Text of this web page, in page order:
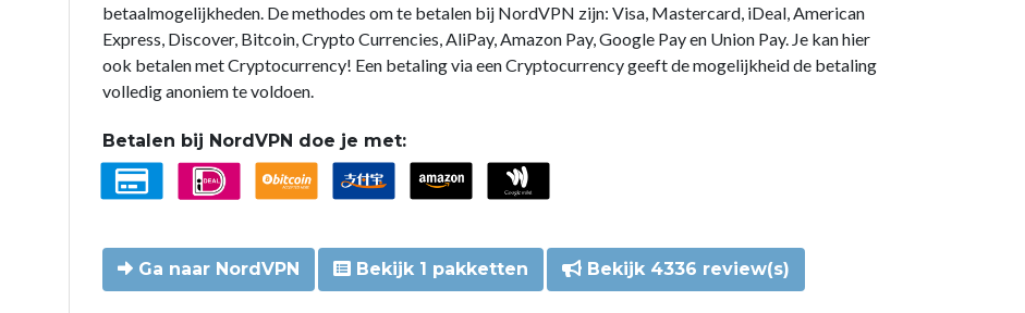
betaalmogelijkheden. De methodes om te betalen bij NordVPN zijn: Visa, Mastercard, iDeal, American
Express, Discover, Bitcoin, Crypto Currencies, AliPay, Amazon Pay, Google Pay en Union Pay. Je kan hier
ook betalen met Cryptocurrency! Een betaling via een Cryptocurrency geeft de mogelijkheid de betaling
volledig anoniem te voldoen.
Betalen bij NordVPN doe je met:
Ga naar NordVPN Bekijk 1 pakketten Bekijk 4336 review(s)